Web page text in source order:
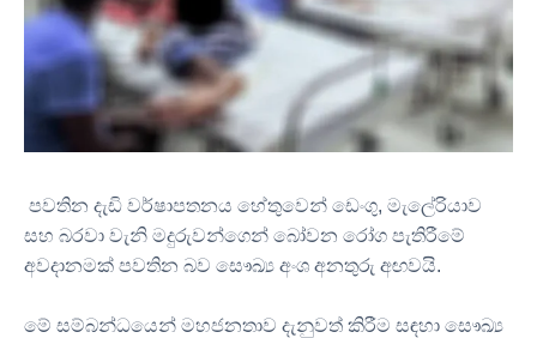
පවතින දැඩි වර්ෂාපතනය හේතුවෙන් ඩෙංගු, මැලේරියාව
සහ බරවා වැනි මදුරුවන්ගෙන් බෝවන රෝග පැතිරීමේ
අවදානමක් පවතින බව සෞඛ්‍ය අංශ අනතුරු අඟවයි.
මේ සම්බන්ධයෙන් මහජනතාව දැනුවත් කිරීම සඳහා සෞඛ්‍ය